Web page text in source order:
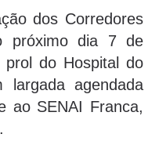
dos Corredores
próximo dia 7 de
do Hospital do
largada agendada
ao SENAI Franca,